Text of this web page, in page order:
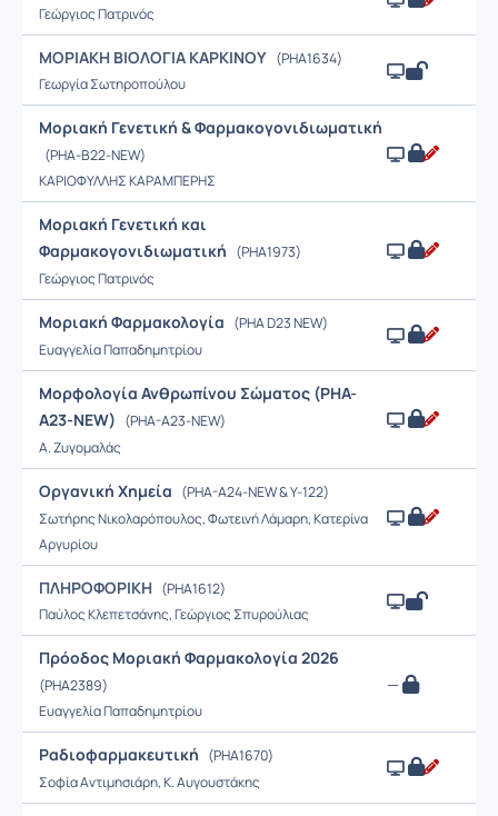
Γεώργιος Πατρινός
ΜΟΡΙΑΚΗ ΒΙΟΛΟΓΙΑ ΚΑΡΚΙΝΟΥ (PHA1634)
Γεωργία Σωτηροπούλου
Μοριακή Γενετική & Φαρμακογονιδιωματική
(PHA-Β22-NEW)
ΚΑΡΙΟΦΥΛΛΗΣ ΚΑΡΑΜΠΕΡΗΣ
Μοριακή Γενετική και
Φαρμακογονιδιωματική (PHA1973)
Γεώργιος Πατρινός
Μοριακή Φαρμακολογία (PHA D23 NEW)
Ευαγγελία Παπαδημητρίου
Μορφολογία Ανθρωπίνου Σώματος (PHA-
A23-NEW) (PHA-A23-NEW)
Α. Ζυγομαλάς
Οργανική Χημεία (PHA-A24-NEW & Y-122)
Σωτήρης Νικολαρόπουλος, Φωτεινή Λάμαρη, Κατερίνα
Αργυρίου
ΠΛΗΡΟΦΟΡΙΚΗ (PHA1612)
Παύλος Κλεπετσάνης, Γεώργιος Σπυρούλιας
Πρόοδος Μοριακή Φαρμακολογία 2026
(PHA2389)
Ευαγγελία Παπαδημητρίου
—
Ραδιοφαρμακευτική (PHA1670)
Σοφία Αντιμησιάρη, Κ. Αυγουστάκης